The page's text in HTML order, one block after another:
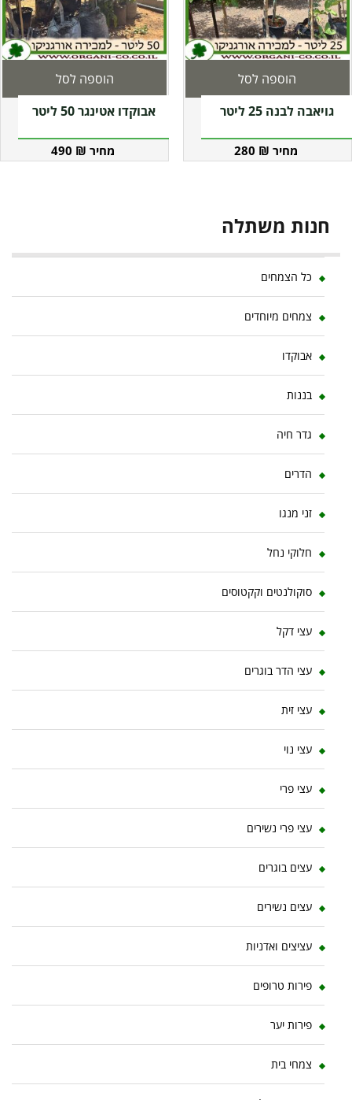
גויאבה לבנה 25 ליטר
280 ₪
הוספה לסל
אבוקדו אטינגר 50 ליטר
490 ₪
הוספה לסל
חנות משתלה
כל הצמחים
צמחים מיוחדים
אבוקדו
בננות
גדר חיה
הדרים
זני מנגו
חלוקי נחל
סוקולנטים וקקטוסים
עצי דקל
עצי הדר בוגרים
עצי זית
עצי נוי
עצי פרי
עצי פרי נשירים
עצים בוגרים
עצים נשירים
עציצים ואדניות
פירות טרופים
פירות יער
צמחי בית